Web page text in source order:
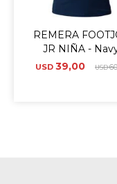
REMERA
JR NIÑA -
USD 39,00 USD